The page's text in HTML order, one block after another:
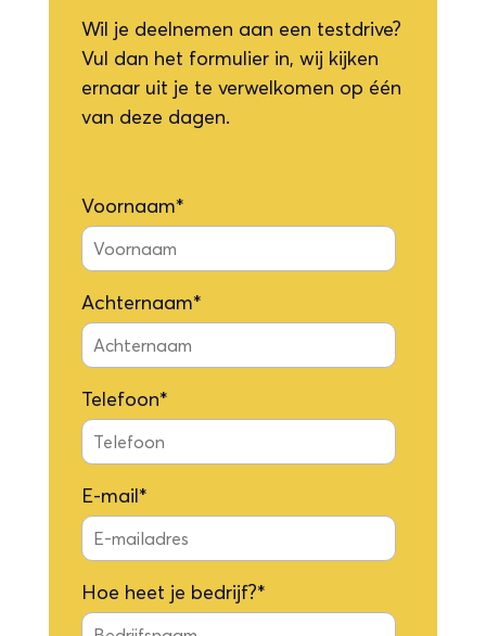
Wil je deelnemen aan een testdrive?
Vul dan het formulier in, wij kijken
ernaar uit je te verwelkomen op één
van deze dagen.
Voornaam*
Achternaam*
Telefoon*
E-mail*
Hoe heet je bedrijf?*